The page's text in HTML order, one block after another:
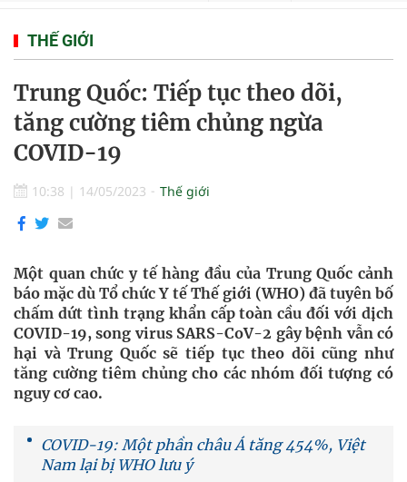
THẾ GIỚI
Trung Quốc: Tiếp tục theo dõi,
tăng cường tiêm chủng ngừa
COVID-19
10:38 | 14/05/2023 Thế giới
Một quan chức y tế hàng đầu của Trung Quốc cảnh
báo mặc dù Tổ chức Y tế Thế giới (WHO) đã tuyên bố
chấm dứt tình trạng khẩn cấp toàn cầu đối với dịch
COVID-19, song virus SARS-CoV-2 gây bệnh vẫn có
hại và Trung Quốc sẽ tiếp tục theo dõi cũng như
tăng cường tiêm chủng cho các nhóm đối tượng có
nguy cơ cao.
COVID-19: Một phần châu Á tăng 454%, Việt
Nam lại bị WHO lưu ý